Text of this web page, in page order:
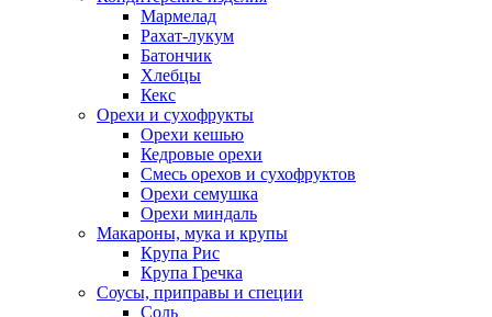
Мармелад
Рахат-лукум
Батончик
Хлебцы
Кекс
Орехи и сухофрукты
Орехи кешью
Кедровые орехи
Смесь орехов и сухофруктов
Орехи семушка
Орехи миндаль
Макароны, мука и крупы
Крупа Рис
Крупа Гречка
Соусы, приправы и специи
Соль